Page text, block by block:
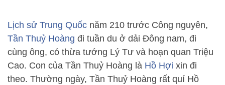
Lịch sử Trung Quốc năm 210 trước Công nguyên,
Tần Thuỷ Hoàng đi tuần du ở dải Đông nam, đi
cùng ông, có thừa tướng Lý Tư và hoạn quan Triệu
Cao. Con của Tần Thuỷ Hoàng là Hồ Hợi xin đi
theo. Thường ngày, Tần Thuỷ Hoàng rất quí Hồ